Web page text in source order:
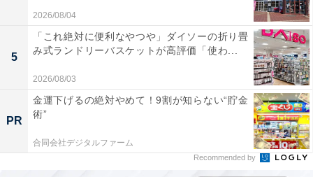
2026/08/04
5
「これ絶対に便利なやつや」ダイソーの折り畳
み式ランドリーバスケットが高評価「使わ...
2026/08/03
PR
金運下げるの絶対やめて！9割が知らない“貯金
術”
合同会社デジタルファーム
Recommended by